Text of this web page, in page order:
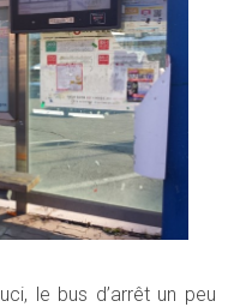
le bus d’arrêt un peu